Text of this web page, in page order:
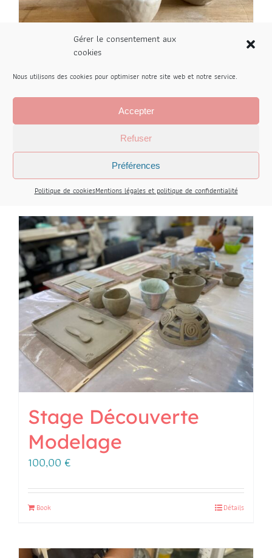
Gérer le consentement aux
cookies
Nous utilisons des cookies pour optimiser notre site web et notre service.
Accepter
Refuser
Préférences
Politique de cookiesMentions légales et politique de confidentialité
Stage Autour du Thé
150,00€
Stage Découverte
Modelage
100,00 €
Book Détails